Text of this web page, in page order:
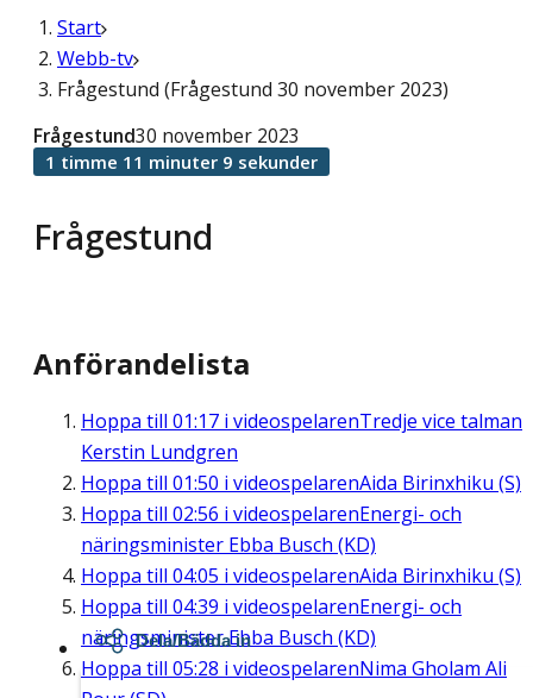
Start
Webb-tv
Frågestund (Frågestund 30 november 2023)
Frågestund
Frågestund30 november 2023
1 timme 11 minuter 9 sekunder
Anförandelista
Hoppa till 01:17 i videospelarenTredje vice talman
Kerstin Lundgren
Hoppa till 01:50 i videospelarenAida Birinxhiku (S)
Hoppa till 02:56 i videospelarenEnergi- och
näringsminister Ebba Busch (KD)
Hoppa till 04:05 i videospelarenAida Birinxhiku (S)
Hoppa till 04:39 i videospelarenEnergi- och
näringsminister Ebba Busch (KD)
Hoppa till 05:28 i videospelarenNima Gholam Ali
Dela/Bädda in